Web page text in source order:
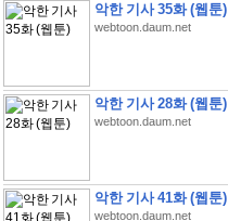
악한 기사 35화 (웹툰)
webtoon.daum.net
악한 기사 28화 (웹툰)
webtoon.daum.net
악한 기사 41화 (웹툰)
webtoon.daum.net